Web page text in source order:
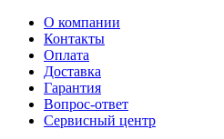
О компании
Контакты
Оплата
Доставка
Гарантия
Вопрос-ответ
Сервисный центр